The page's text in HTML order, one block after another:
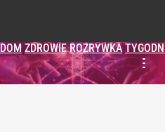
DOM ZDROWIE ROZRYWKA